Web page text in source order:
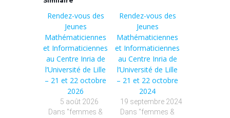
Rendez-vous des
Jeunes
Mathématiciennes
et Informaticiennes
au Centre Inria de
l’Université de Lille
– 21 et 22 octobre
2026
5 août 2026
Dans "femmes &
Rendez-vous des
Jeunes
Mathématiciennes
et Informaticiennes
au Centre Inria de
l’Université de Lille
– 21 et 22 octobre
2024
19 septembre 2024
Dans "femmes &